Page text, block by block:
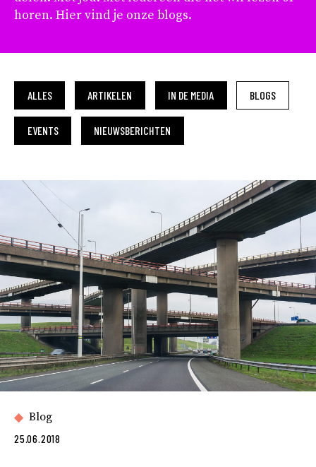
horen. Hier vind je onze blogs.
ALLES ARTIKELEN IN DE MEDIA BLOGS
EVENTS NIEUWSBERICHTEN
Blog
25.06.2018